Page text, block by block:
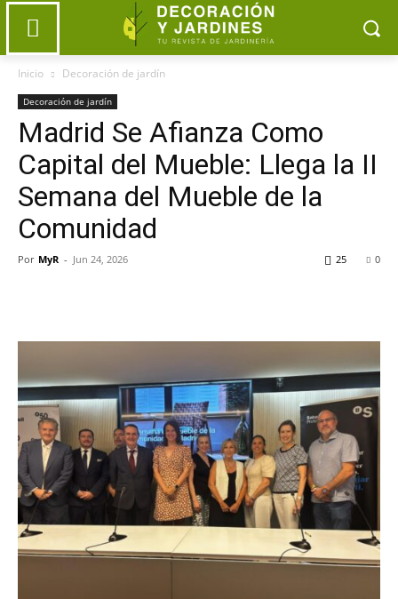
Inicio Decoración de jardín
Decoración de jardín
Madrid Se Afianza Como
Capital del Mueble: Llega la II
Semana del Mueble de la
Comunidad
Por MyR - Jun 24, 2026 0
25